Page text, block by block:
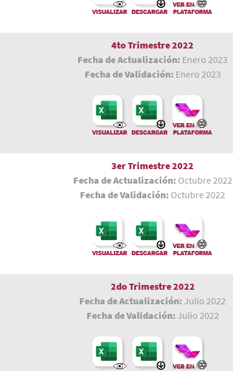
4to Trimestre 2022
Fecha de Actualización: Enero 2023
Fecha de Validación: Enero 2023
3er Trimestre 2022
Fecha de Actualización: Octubre 2022
Fecha de Validación: Octubre 2022
2do Trimestre 2022
Fecha de Actualización: Julio 2022
Fecha de Validación: Julio 2022